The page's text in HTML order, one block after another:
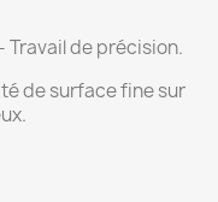
- Travail de précision.
de surface fine sur